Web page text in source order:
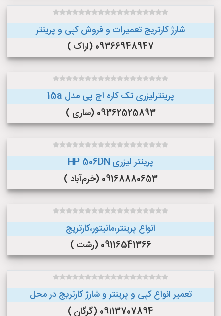
شارژ کارتریج تعمیرات و فروش کپی و پرینتر
09366948947 (اراک )
پرینترلیزری تک کاره اچ پی مدل 15a
09362525893 (ساری )
پرینتر لیزری HP 506DN
09168880653 (خرم‌آباد )
انواع پرینتر،مانیتور،کارتریج
09116541366 (رشت )
تعمیر انواع کپی و پرینتر و شارژ کارتریج در محل
09113707894 (گرگان )